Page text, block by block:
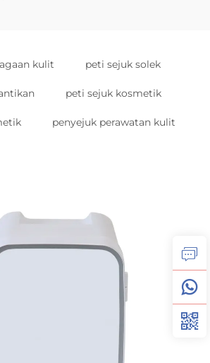
kulit peti sejuk solek
peti sejuk kosmetik
penyejuk perawatan kulit